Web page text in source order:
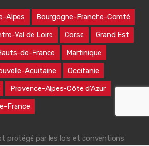
Alpes Bourgogne-Franche-Comté
Val de Loire Corse Grand Est
de-France Martinique
Aquitaine Occitanie
Provence-Alpes-Côte d’Azur
France
protégé par les lois et conventions